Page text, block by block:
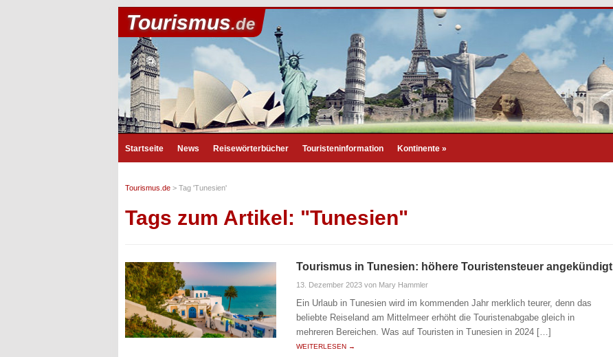
Tourismus.de
Startseite News Reisewörterbücher Touristeninformation Kontinente »
Tourismus.de > Tag 'Tunesien'
Tags zum Artikel: "Tunesien"
Tourismus in Tunesien: höhere Touristensteuer angekündigt
13. Dezember 2023 von Mary Hammler
Ein Urlaub in Tunesien wird im kommenden Jahr merklich teurer, denn das
beliebte Reiseland am Mittelmeer erhöht die Touristenabgabe gleich in
mehreren Bereichen. Was auf Touristen in Tunesien in 2024 […]
WEITERLESEN →